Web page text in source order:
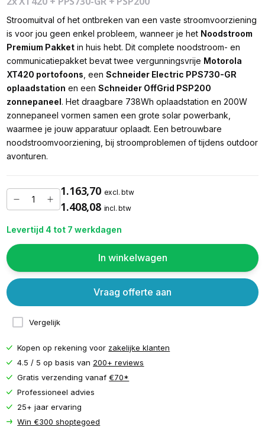
Stroomuitval of het ontbreken van een vaste stroomvoorziening
is voor jou geen enkel probleem, wanneer je het Noodstroom
Premium Pakketin huis hebt. Dit complete noodstroom- en
communicatiepakket bevat twee vergunningsvrije Motorola
XT420 portofoons , een Schneider Electric PPS730-GR
oplaadstation en een Schneider OffGrid PSP200
zonnepaneel. Het draagbare 738Wh oplaadstation en 200W
zonnepaneel vormen samen een grote solar powerbank,
waarmee je jouw apparatuur oplaadt. Een betrouwbare
noodstroomvoorziening, bij stroomproblemen of tijdens outdoor
avonturen.
1.163,70 excl. btw
1.408,08 incl. btw
Levertijd 4 tot 7 werkdagen
In winkelwagen
Vergelijk
Vraag offerte aan
Kopen op rekening voor zakelijke klanten
4.5 / 5 op basis van 200+ reviews
Gratis verzending vanaf€70*
Professioneel advies
25+ jaar ervaring
Win €300 shoptegoed